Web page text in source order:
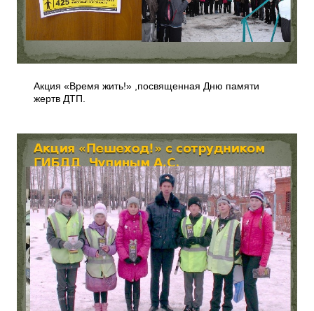
Акция «Время жить!» ,посвященная Дню памяти
жертв ДТП.